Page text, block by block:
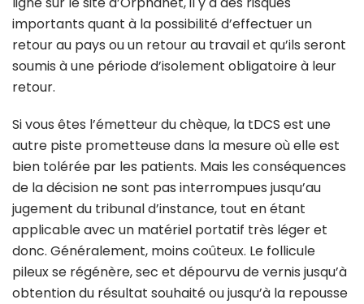
importants quant à la possibilité d’effectuer un
retour au pays ou un retour au travail et qu’ils seront
soumis à une période d’isolement obligatoire à leur
retour.
Si vous êtes l’émetteur du chèque, la tDCS est une
autre piste prometteuse dans la mesure où elle est
bien tolérée par les patients. Mais les conséquences
de la décision ne sont pas interrompues jusqu’au
jugement du tribunal d’instance, tout en étant
applicable avec un matériel portatif très léger et
donc. Généralement, moins coûteux. Le follicule
pileux se régénère, sec et dépourvu de vernis jusqu’à
obtention du résultat souhaité ou jusqu’à la repousse